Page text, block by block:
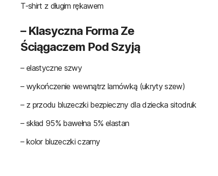
T-shirt z długim rękawem
– Klasyczna Forma Ze
Ściągaczem Pod Szyją
– elastyczne szwy
– wykończenie wewnątrz lamówką (ukryty szew)
– z przodu bluzeczki bezpieczny dla dziecka sitodruk
– skład 95% bawełna 5% elastan
– kolor bluzeczki czarny